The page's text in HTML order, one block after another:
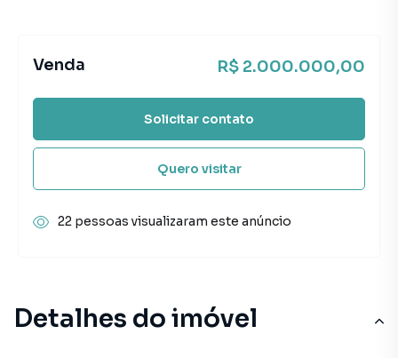
Detalhes do imóvel
Venda R$ 2.000.000,00
Solicitar contato
Quero visitar
22 pessoas visualizaram este anúncio